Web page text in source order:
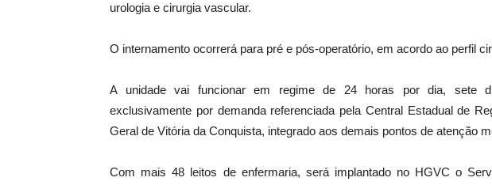
urologia e cirurgia vascular.
O internamento ocorrerá para pré e pós-operatório, em acordo ao perfil
A unidade vai funcionar em regime de 24 horas por dia, sete
exclusivamente por demanda referenciada pela Central Estadual de
Geral de Vitória da Conquista, integrado aos demais pontos de atenção
Com mais 48 leitos de enfermaria, será implantado no HGVC o